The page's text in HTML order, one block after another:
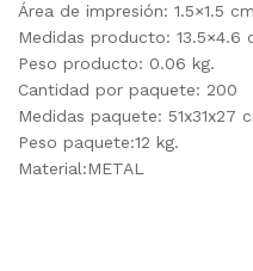
Área de impresión: 1.5×1.5
Medidas producto: 13.5×4.6
Peso producto: 0.06 kg.
Cantidad por paquete: 200
Medidas paquete: 51x31x27
Peso paquete:12 kg.
Material:METAL